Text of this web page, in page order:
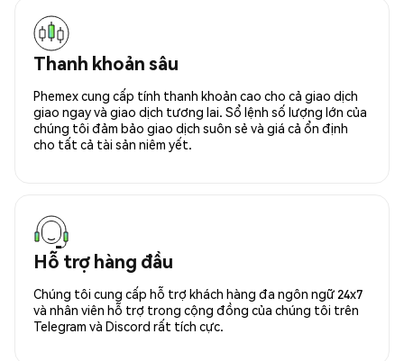
Thanh khoản sâu
Phemex cung cấp tính thanh khoản cao cho cả giao dịch
giao ngay và giao dịch tương lai. Sổ lệnh số lượng lớn của
chúng tôi đảm bảo giao dịch suôn sẻ và giá cả ổn định
cho tất cả tài sản niêm yết.
Hỗ trợ hàng đầu
Chúng tôi cung cấp hỗ trợ khách hàng đa ngôn ngữ 24x7
và nhân viên hỗ trợ trong cộng đồng của chúng tôi trên
Telegram và Discord rất tích cực.